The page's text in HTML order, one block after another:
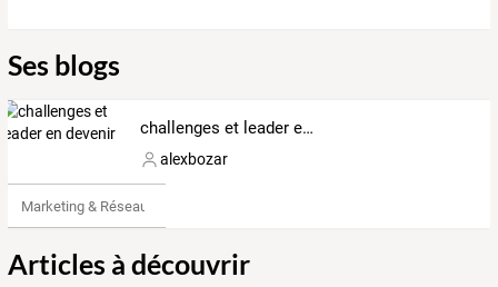
Ses blogs
challenges et leader en devenir
alexbozar
Marketing & Réseaux Sociaux
Articles à découvrir